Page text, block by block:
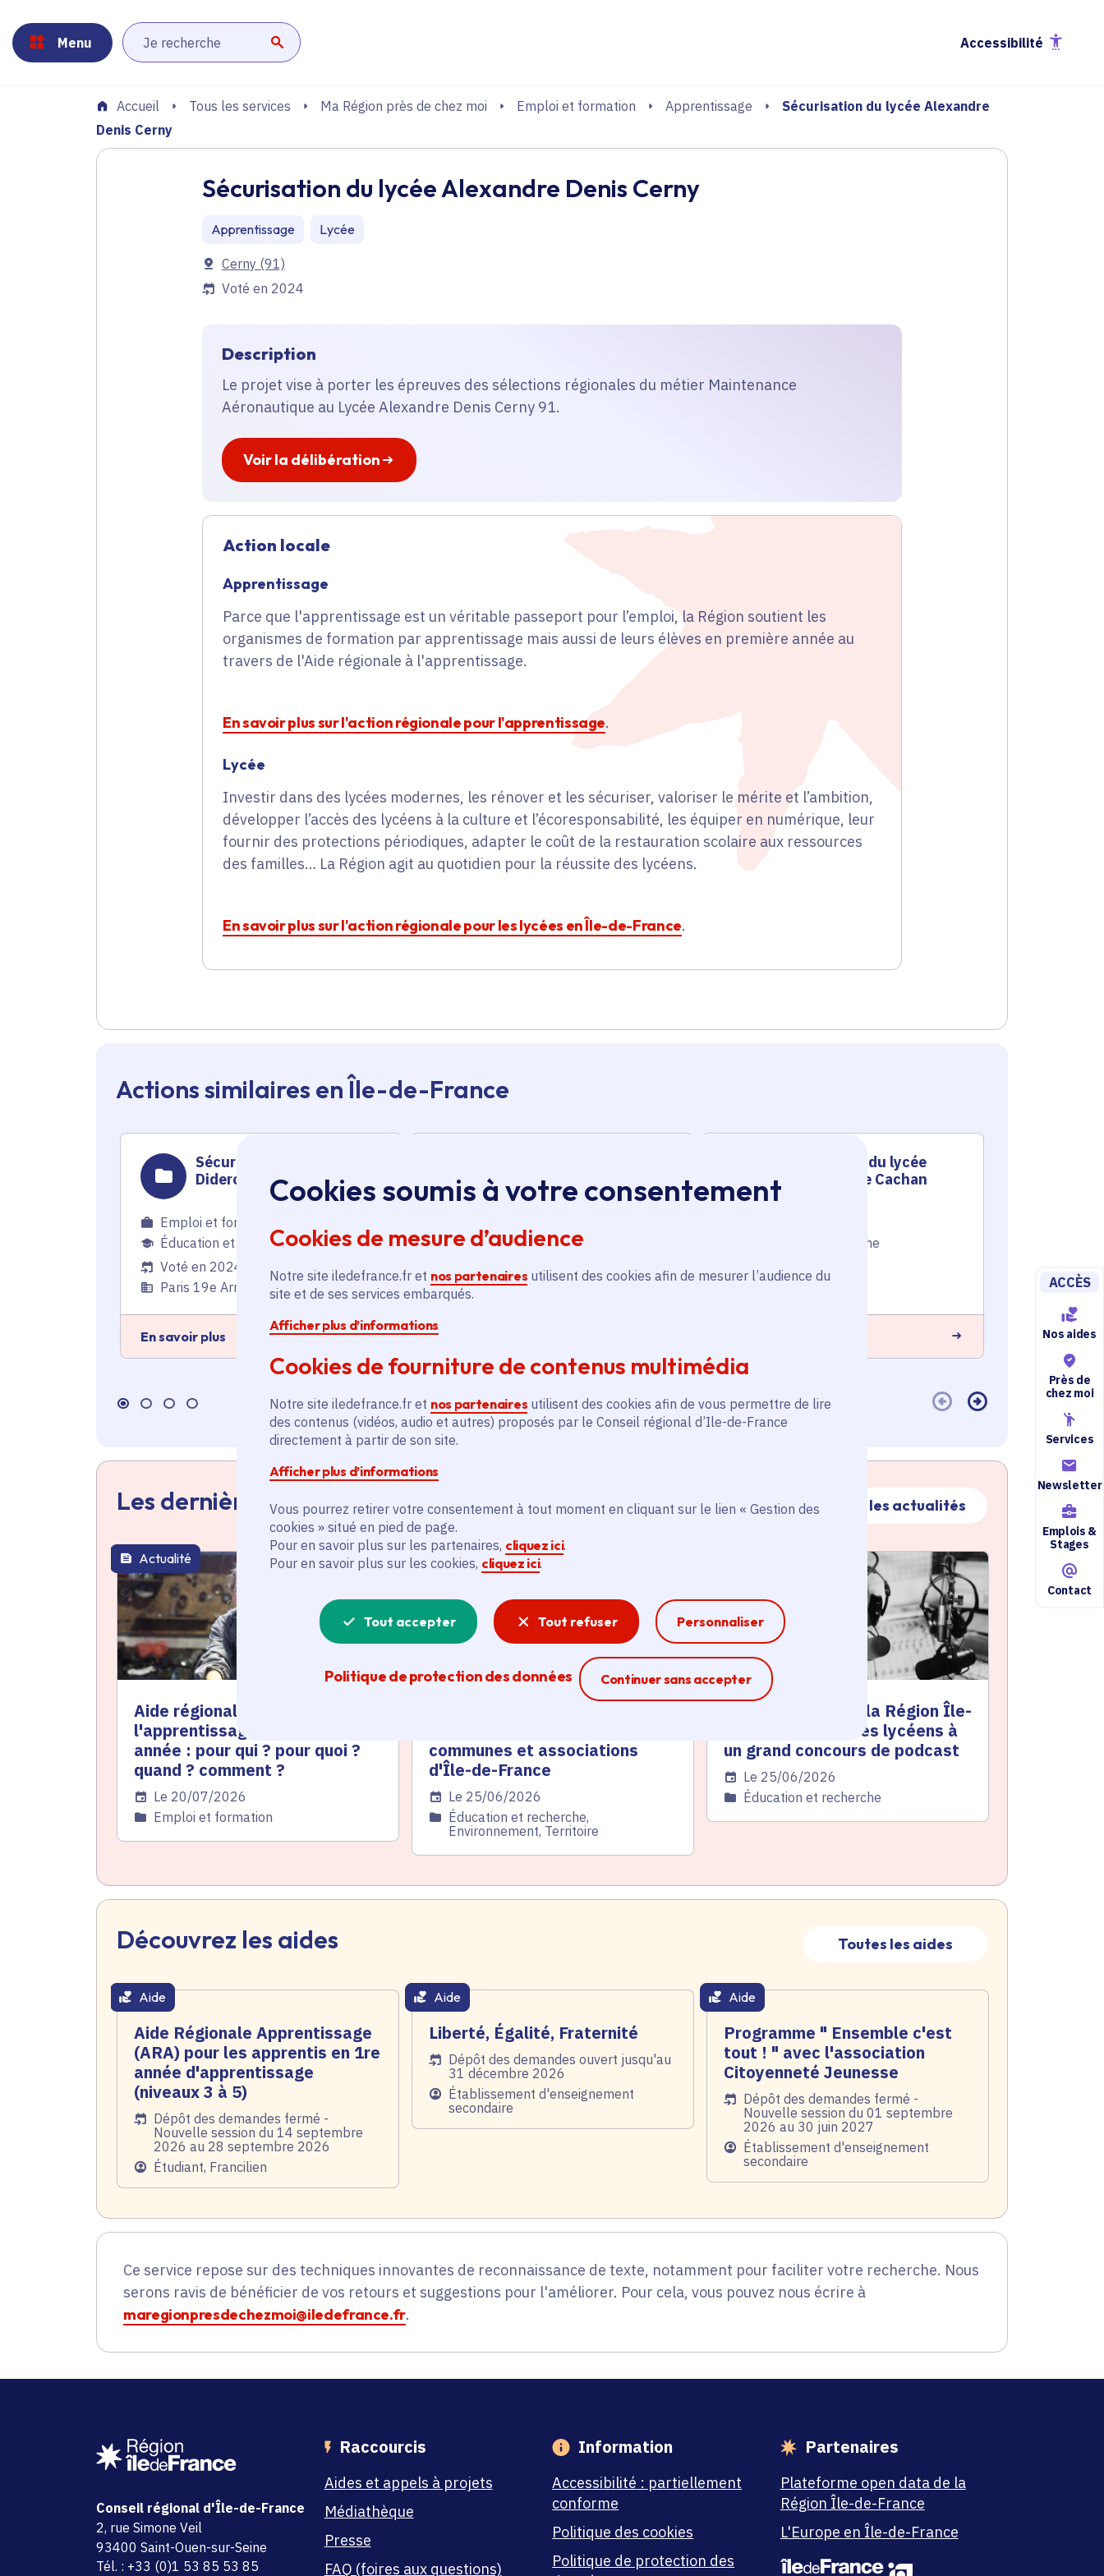
Cookies soumis à votre consentement
Cookies de mesure d’audience
Notre site iledefrance.fr et nos partenaires utilisent des cookies afin de mesurer l’audience du
site et de ses services embarqués.
Afficher plus d’informations
Cookies de fourniture de contenus multimédia
Notre site iledefrance.fr et nos partenaires utilisent des cookies afin de vous permettre de lire
des contenus (vidéos, audio et autres) proposés par le Conseil régional d’Ile-de-France
directement à partir de son site.
Afficher plus d’informations
Vous pourrez retirer votre consentement à tout moment en cliquant sur le lien « Gestion des
cookies » situé en pied de page.
Pour en savoir plus sur les partenaires, cliquez ici.
Pour en savoir plus sur les cookies, cliquez ici.
Tout accepter Tout refuser Personnaliser
Politique de protection des données Continuer sans accepter
Ferme la modale
Menu
Lancer la recherche Accessibilité
Accueil Tous les services Ma Région près de chez moi Emploi et formation Apprentissage
Sécurisation du lycée Alexandre
Denis Cerny
ACCÈS
Nos aides
Près de
chez moi
Services
Newsletter
Emplois &
Stages
Contact
Sécurisation du lycée Alexandre Denis Cerny
Apprentissage Lycée
Communes
Cerny (91)
Voté en 2024
Description
Le projet vise à porter les épreuves des sélections régionales du métier Maintenance
Aéronautique au Lycée Alexandre Denis Cerny 91.
Voir la délibération
Action locale
Apprentissage
Parce que l'apprentissage est un véritable passeport pour l’emploi, la Région soutient les
organismes de formation par apprentissage mais aussi de leurs élèves en première année au
travers de l'Aide régionale à l'apprentissage.
En savoir plus sur l'action régionale pour l'apprentissage.
Lycée
Investir dans des lycées modernes, les rénover et les sécuriser, valoriser le mérite et l’ambition,
développer l’accès des lycéens à la culture et l’écoresponsabilité, les équiper en numérique, leur
fournir des protections périodiques, adapter le coût de la restauration scolaire aux ressources
des familles… La Région agit au quotidien pour la réussite des lycéens.
En savoir plus sur l'action régionale pour les lycées en Île-de-France.
Actions similaires en Île-de-France
Sécurisation du lycée
Diderot
Emploi et formation
Éducation et recherche
Voté en 2024
Paris 19e Arrondissement (75)
En savoir plus
Robert Doisneau
Éducation et recherche
Voté en 2022
Corbeil-Essonnes (91)
En savoir plus
Sécurisation du lycée
Polyvalent de Cachan
Éducation et recherche
Voté en 2024
Cachan
En savoir plus
Les dernières actualités Toutes les actualités
thématique active
Actualité
Aide régionale à
l'apprentissage pour les 1re
année : pour qui ? pour quoi ?
quand ? comment ?
Date de l'arrêté
Le 20/07/2026
Catégorie
Emploi et formation
thématique active
Actualité
communes et associations
d'Île-de-France
Date de l'arrêté
Le 25/06/2026
Catégorie
Éducation et recherche,
Environnement, Territoire
« Mon Malraux » : la Région Île-
de-France invite les lycéens à
un grand concours de podcast
Date de l'arrêté
Le 25/06/2026
Catégorie
Éducation et recherche
Découvrez les aides Toutes les aides
thématique active
Aide
Aide Régionale Apprentissage
(ARA) pour les apprentis en 1re
année d'apprentissage
(niveaux 3 à 5)
Date de l'arrêté
Dépôt des demandes fermé -
Nouvelle session du 14 septembre
2026 au 28 septembre 2026
PublicÉtudiant, Francilien
thématique active
Aide
Liberté, Égalité, Fraternité
Date de l'arrêté
Dépôt des demandes ouvert jusqu'au
31 décembre 2026
PublicÉtablissement d'enseignement
secondaire
thématique active
Aide
Programme " Ensemble c'est
tout ! " avec l'association
Citoyenneté Jeunesse
Date de l'arrêté
Dépôt des demandes fermé -
Nouvelle session du 01 septembre
2026 au 30 juin 2027
PublicÉtablissement d'enseignement
secondaire
Ce service repose sur des techniques innovantes de reconnaissance de texte, notamment pour faciliter votre recherche. Nous
serons ravis de bénéficier de vos retours et suggestions pour l'améliorer. Pour cela, vous pouvez nous écrire à
maregionpresdechezmoi@iledefrance.fr.
Conseil régional d'Île-de-France
adresse
2, rue Simone Veil
code postal et commune
93400 Saint-Ouen-sur-Seine
Tél. : +33 (0)1 53 85 53 85
Raccourcis
Aides et appels à projets
Médiathèque
Presse
FAQ (foires aux questions)
Information
Accessibilité : partiellement
conforme
Politique des cookies
Politique de protection des
Partenaires
Plateforme open data de la
Région Île-de-France
L'Europe en Île-de-France